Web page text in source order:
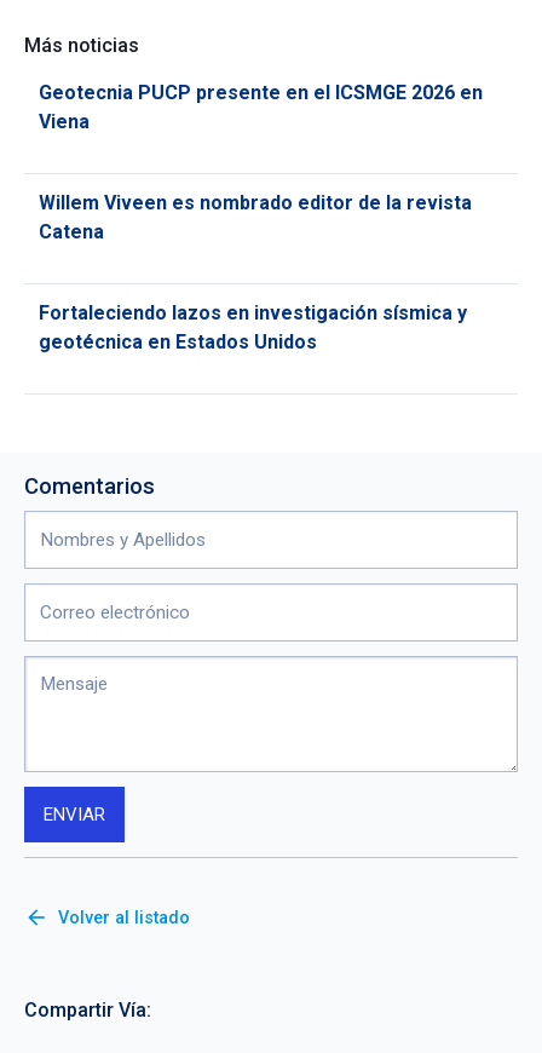
Más noticias
Geotecnia PUCP presente en el ICSMGE 2026 en
Viena
Willem Viveen es nombrado editor de la revista
Catena
Fortaleciendo lazos en investigación sísmica y
geotécnica en Estados Unidos
Comentarios
arrow_back Volver al listado
Compartir Vía: